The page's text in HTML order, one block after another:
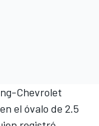
Chevrolet
el óvalo de 2.5